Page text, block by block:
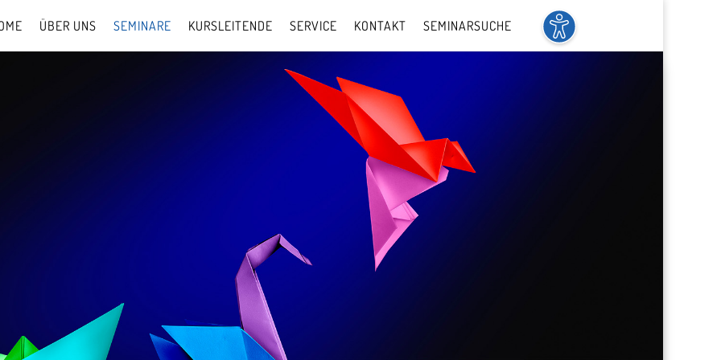
ÜBER UNS SEMINARE KURSLEITENDE SERVICE KONTAKT SEMINARSUCHE